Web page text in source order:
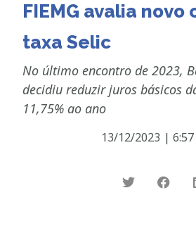
FIEMG avalia novo
taxa Selic
No último encontro de 2023,
decidiu reduzir juros básicos
11,75% ao ano
13/12/2023 |